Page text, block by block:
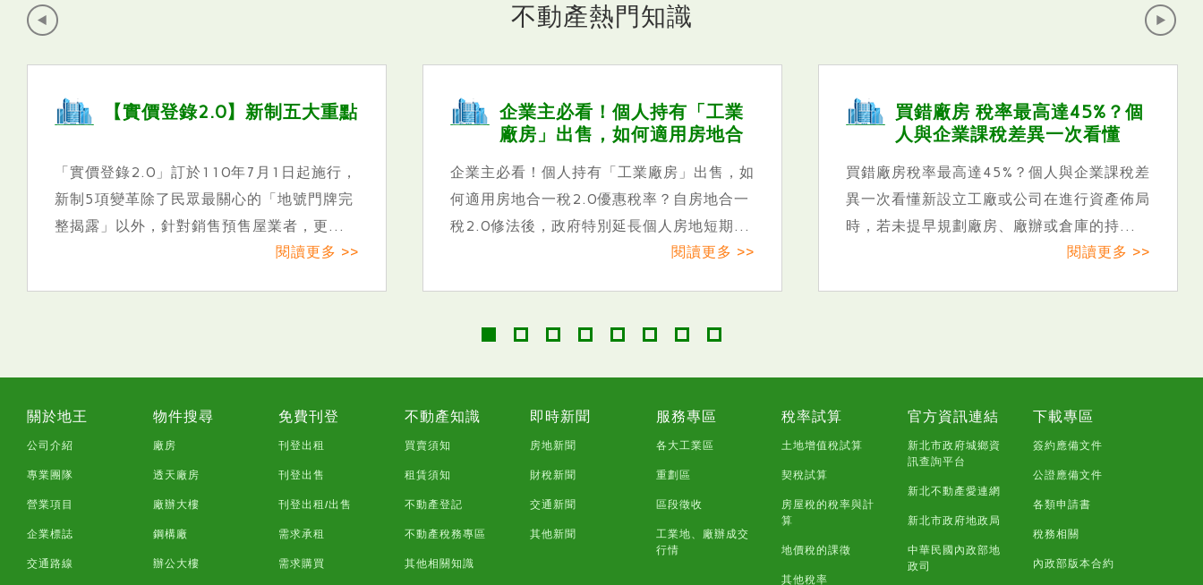
不動產熱門知識
】新制五大重點
年7月1日起施行，
關心的「地號門牌完
預售屋業者，更...
企業主必看！個人持有「工業
廠房」出售，如何適用房地合
企業主必看！個人持有「工業廠房」出售，如
何適用房地合一稅2.0優惠稅率？自房地合一
稅2.0修法後，政府特別延長個人房地短期...
買錯廠房 稅率最高達45%？個
人與企業課稅差異一次看懂
買錯廠房稅率最高達45%？個人與企業課稅差
異一次看懂新設立工廠或公司在進行資產佈局
時，若未提早規劃廠房、廠辦或倉庫的持...
買賣廠房節
易「保住
買賣廠房節稅必看！這
稅率」在政府強力推行
精準打擊短期投機炒作
關於地王
公司介紹
專業團隊
營業項目
企業標誌
交通路線
物件搜尋
廠房
透天廠房
廠辦大樓
鋼構廠
辦公大樓
免費刊登
刊登出租
刊登出售
刊登出租/出售
需求承租
需求購買
不動產知識
買賣須知
租賃須知
不動產登記
不動產稅務專區
其他相關知識
即時新聞
房地新聞
財稅新聞
交通新聞
其他新聞
服務專區
各大工業區
重劃區
區段徵收
工業地、廠辦成交
行情
稅率試算
土地增值稅試算
契稅試算
房屋稅的稅率與計
算
地價稅的課徵
其他稅率
官方資訊連結
新北市政府城鄉資
訊查詢平台
新北不動產愛連網
新北市政府地政局
中華民國內政部地
政司
下載專區
簽約應備文件
公證應備文件
各類申請書
稅務相關
內政部版本合約